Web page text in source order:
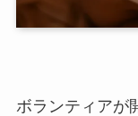
ボランティアが